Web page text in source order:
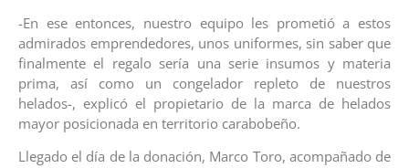
-En ese entonces, nuestro equipo les prometió a estos
admirados emprendedores, unos uniformes, sin saber que
finalmente el regalo sería una serie insumos y materia
prima, así como un congelador repleto de nuestros
helados-, explicó el propietario de la marca de helados
mayor posicionada en territorio carabobeño.
Llegado el día de la donación, Marco Toro, acompañado de